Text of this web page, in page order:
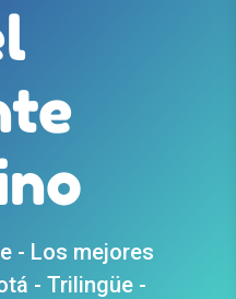
- Los mejores
- Trilingüe -